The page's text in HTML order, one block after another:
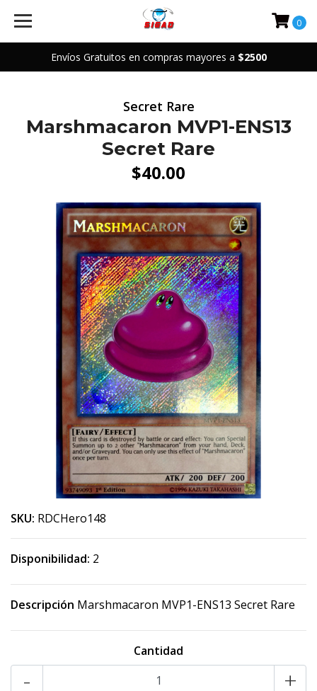
Envíos Gratuitos en compras mayores a $2500
0
Secret Rare
Marshmacaron MVP1-ENS13
Secret Rare
$40.00
SKU: RDCHero148
Disponibilidad: 2
Descripción Marshmacaron MVP1-ENS13 Secret Rare
Cantidad
+
-